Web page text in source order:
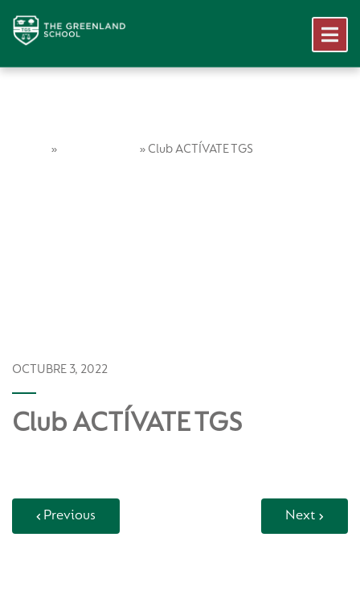
» » Club ACTÍVATE TGS
OCTUBRE 3, 2022
Club ACTÍVATE TGS
Previous Next